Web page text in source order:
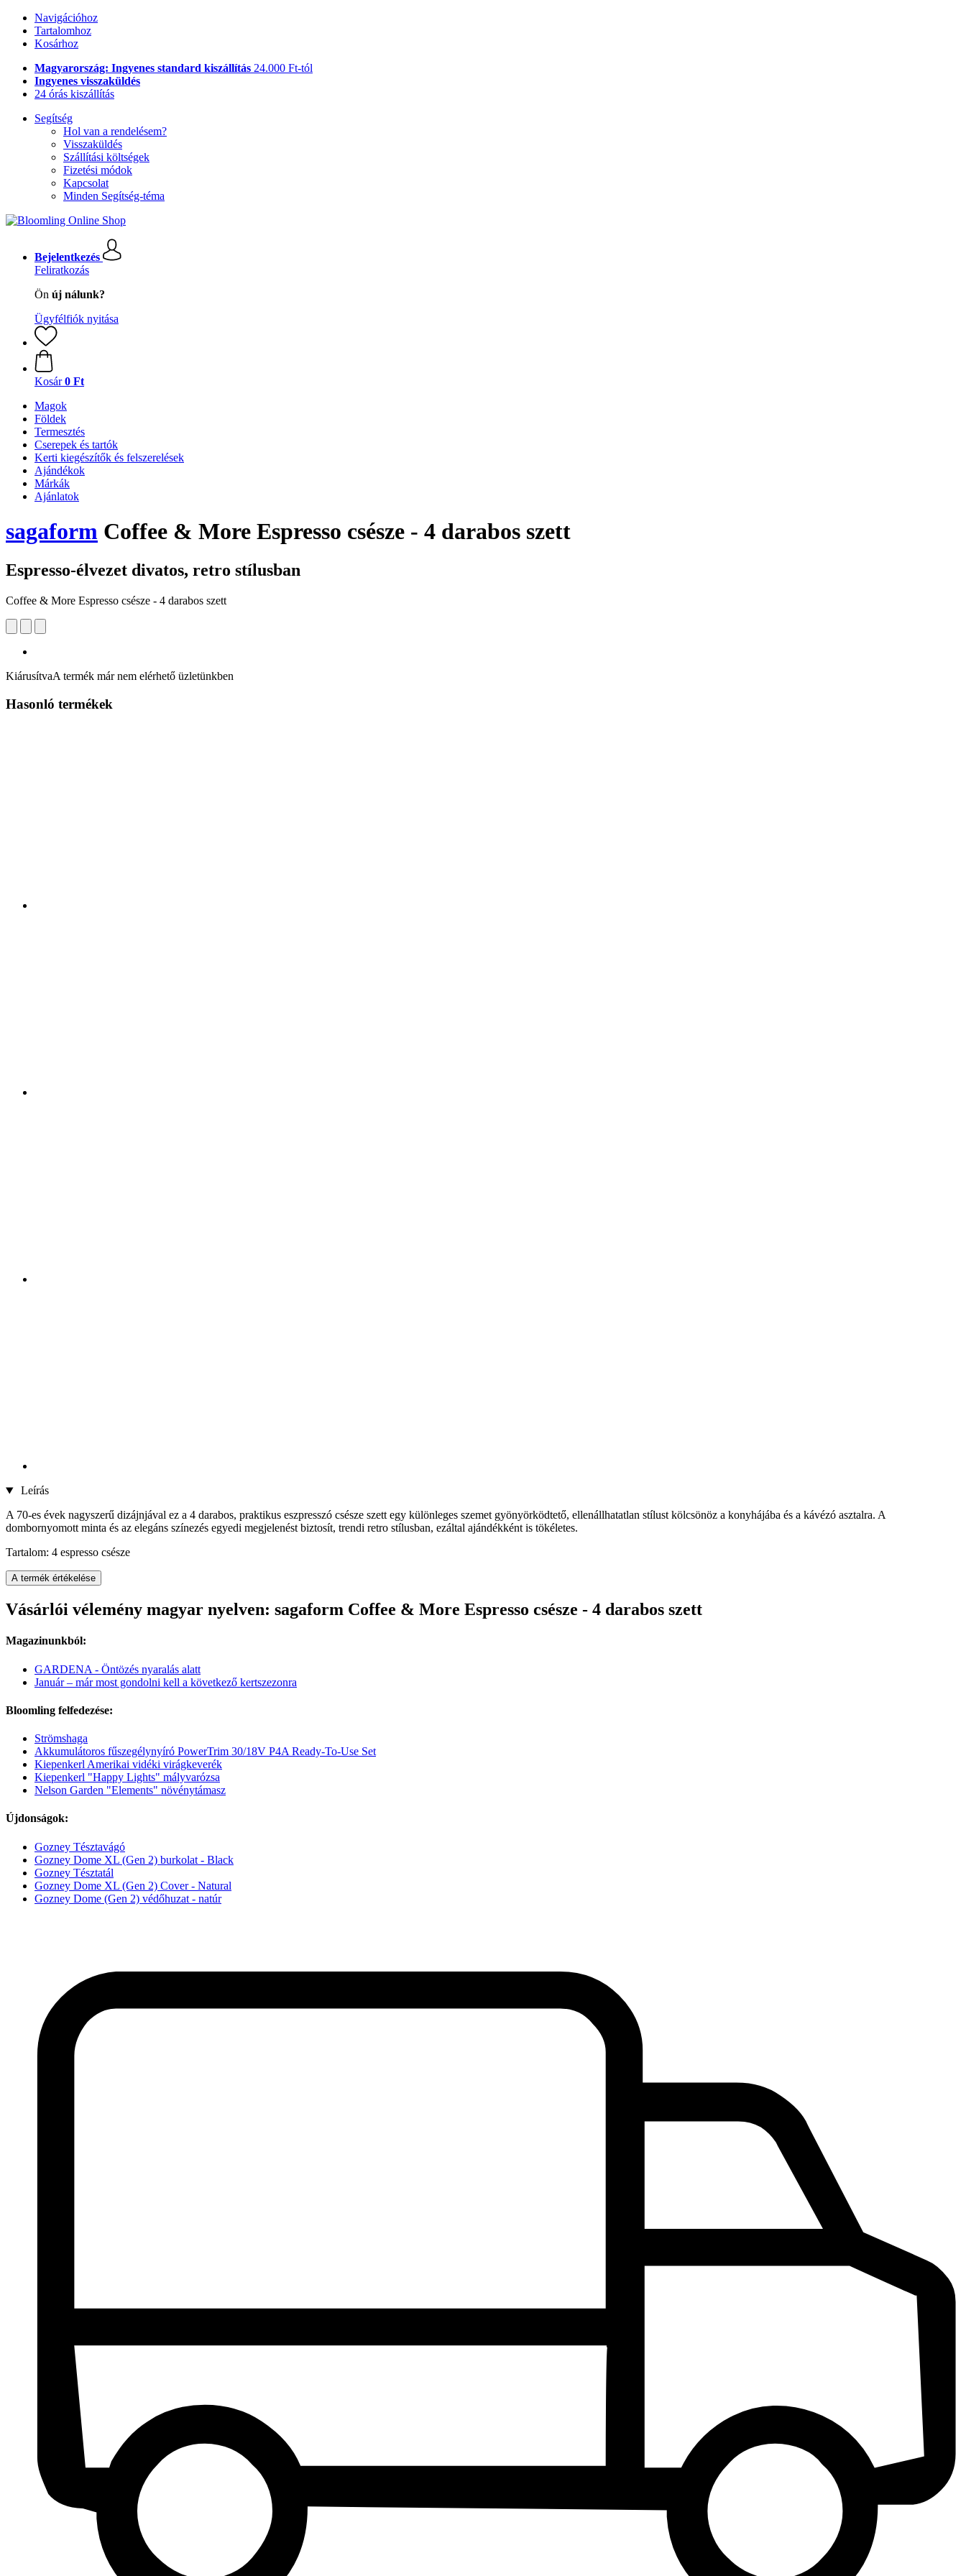
Navigációhoz
Tartalomhoz
Kosárhoz
Magyarország: Ingyenes standard kiszállítás 24.000 Ft-tól
Ingyenes visszaküldés
24 órás kiszállítás
Segítség
Hol van a rendelésem?
Visszaküldés
Szállítási költségek
Fizetési módok
Kapcsolat
Minden Segítség-téma
Bejelentkezés
Feliratkozás
Ön új nálunk?
Ügyfélfiók nyitása
Kosár 0 Ft
Magok
Földek
Termesztés
Cserepek és tartók
Kerti kiegészítők és felszerelések
Ajándékok
Márkák
Ajánlatok
sagaform Coffee & More Espresso csésze - 4 darabos szett
Espresso-élvezet divatos, retro stílusban
Coffee & More Espresso csésze - 4 darabos szett
KiárusítvaA termék már nem elérhető üzletünkben
Hasonló termékek
Leírás
A 70-es évek nagyszerű dizájnjával ez a 4 darabos, praktikus eszpresszó csésze szett egy különleges szemet gyönyörködtető, ellenállhatatlan stílust kölcsönöz a konyhájába és a kávézó asztalra. A
dombornyomott minta és az elegáns színezés egyedi megjelenést biztosít, trendi retro stílusban, ezáltal ajándékként is tökéletes.
Tartalom: 4 espresso csésze
A termék értékelése
Vásárlói vélemény magyar nyelven: sagaform Coffee & More Espresso csésze - 4 darabos szett
Magazinunkból:
GARDENA - Öntözés nyaralás alatt
Január – már most gondolni kell a következő kertszezonra
Bloomling felfedezése:
Strömshaga
Akkumulátoros fűszegélynyíró PowerTrim 30/18V P4A Ready-To-Use Set
Kiepenkerl Amerikai vidéki virágkeverék
Kiepenkerl "Happy Lights" mályvarózsa
Nelson Garden "Elements" növénytámasz
Újdonságok:
Gozney Tésztavágó
Gozney Dome XL (Gen 2) burkolat - Black
Gozney Tésztatál
Gozney Dome XL (Gen 2) Cover - Natural
Gozney Dome (Gen 2) védőhuzat - natúr